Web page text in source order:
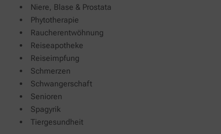
Niere, Blase & Prostata
Phytotherapie
Raucherentwöhnung
Reiseapotheke
Reiseimpfung
Schmerzen
Schwangerschaft
Senioren
Spagyrik
Tiergesundheit